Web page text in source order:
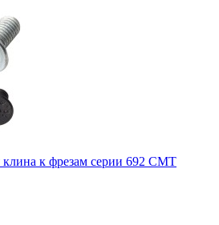
к фрезам серии 692 CMT